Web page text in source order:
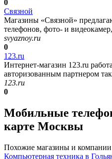
0
Связной
Магазины «Связной»
телефонов, фото- и
svyaznoy.ru
0
123.ru
Интернет-магазин 123.ru
авторизованным партнером
123.ru
0
Мобильные
карте Москвы
Похожие магазины и компании
Компьютерная техника в